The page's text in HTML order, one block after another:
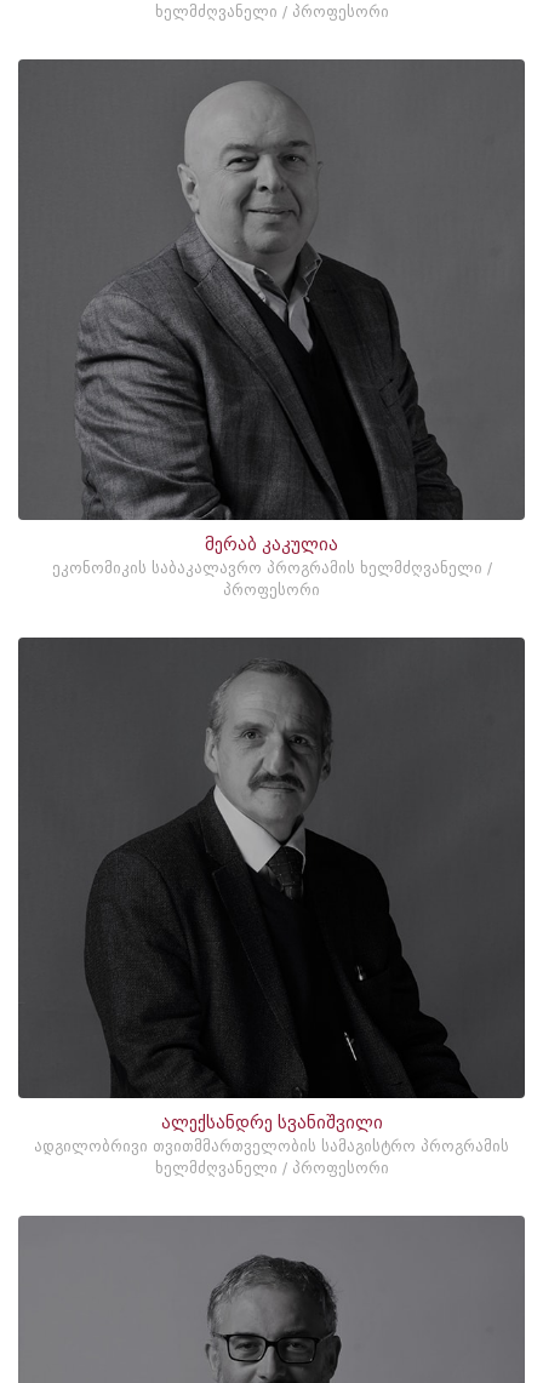
ხელმძღვანელი / პროფესორი
მერაბ კაკულია
ეკონომიკის საბაკალავრო პროგრამის ხელმძღვანელი /
პროფესორი
ალექსანდრე სვანიშვილი
ადგილობრივი თვითმმართველობის სამაგისტრო პროგრამის
ხელმძღვანელი / პროფესორი